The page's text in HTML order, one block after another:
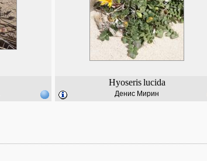
Hyoseris lucida
Денис Мирин